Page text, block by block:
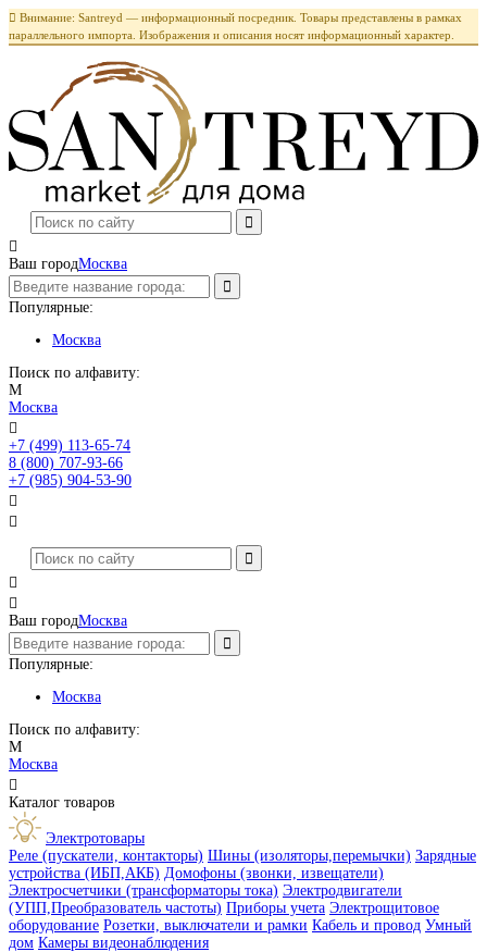
 Внимание: Santreyd — информационный посредник. Товары представлены в рамках
параллельного импорта. Изображения и описания носят информационный характер.

Ваш городМосква
Популярные:
Москва
Поиск по алфавиту:
М
Москва

+7 (499) 113-65-74
8 (800) 707-93-66
+7 (985) 904-53-90




Ваш городМосква
Популярные:
Москва
Поиск по алфавиту:
М
Москва

Каталог товаров
Электротовары
Реле (пускатели, контакторы) Шины (изоляторы,перемычки) Зарядные
устройства (ИБП,АКБ) Домофоны (звонки, извещатели)
Электросчетчики (трансформаторы тока) Электродвигатели
(УПП,Преобразователь частоты) Приборы учета Электрощитовое
оборудование Розетки, выключатели и рамки Кабель и провод Умный
дом Камеры видеонаблюдения